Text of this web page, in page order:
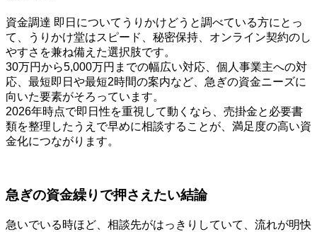
資金調達 即日についてうりかけどうと調べている方にとっ
て、うりかけ堂はスピード、秘密保持、オンライン契約のし
やすさを兼ね備えた選択肢です。
30万円から5,000万円までの幅広い対応、個人事業主への対
応、最短即日や最短2時間の案内など、急ぎの資金ニーズに
向いた要素がそろっています。
2026年時点で即日性を重視して動くなら、売掛金と必要書
類を整理したうえで早めに相談することが、満足度の高い資
金化につながります。
急ぎの資金繰りで押さえたい結論
急いでいる時ほど、相談先がはっきりしていて、流れが明快